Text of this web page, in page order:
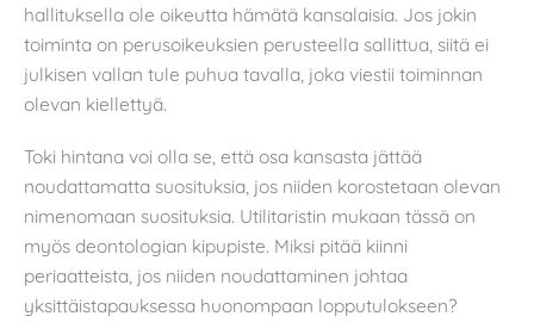
hallituksella ole oikeutta hämätä kansalaisia. Jos jokin
toiminta on perusoikeuksien perusteella sallittua, siitä ei
julkisen vallan tule puhua tavalla, joka viestii toiminnan
olevan kiellettyä.
Toki hintana voi olla se, että osa kansasta jättää
noudattamatta suosituksia, jos niiden korostetaan olevan
nimenomaan suosituksia. Utilitaristin mukaan tässä on
myös deontologian kipupiste. Miksi pitää kiinni
periaatteista, jos niiden noudattaminen johtaa
yksittäistapauksessa huonompaan lopputulokseen?